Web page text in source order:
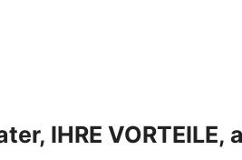
IHRE VORTEILE,